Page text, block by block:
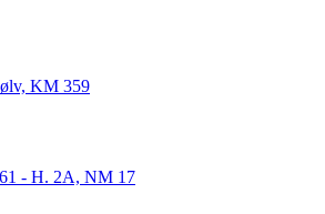
KM 359
- H. 2A, NM 17